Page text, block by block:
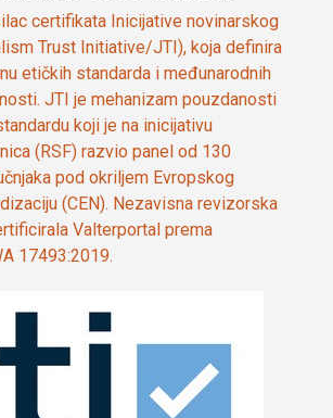
certifikata Inicijative novinarskog
Trust Initiative/JTI), koja definira
etičkih standarda i međunarodnih
JTI je mehanizam pouzdanosti
koji je na inicijativu
(RSF) razvio panel od 130
pod okriljem Evropskog
(CEN). Nezavisna revizorska
Valterportal prema
17493:2019.